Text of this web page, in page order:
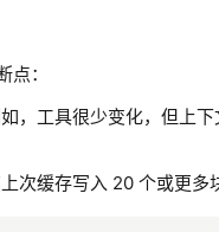
：
，工具很少变化，但上
次缓存写入 20 个或更多